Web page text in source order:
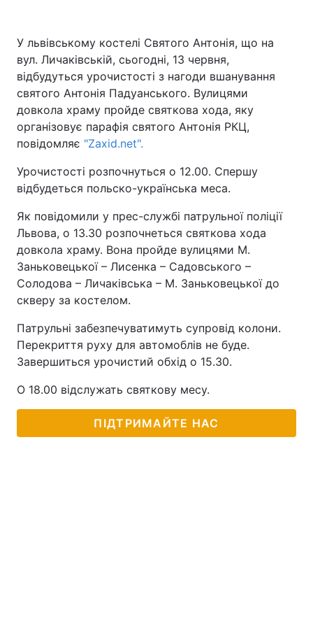
У львівському костелі Святого Антонія, що на
вул. Личаківській, сьогодні, 13 червня,
відбудуться урочистості з нагоди вшанування
святого Антонія Падуанського. Вулицями
довкола храму пройде святкова хода, яку
організовує парафія святого Антонія РКЦ,
повідомляє "Zaxid.net".
Урочистості розпочнуться о 12.00. Спершу
відбудеться польско-українська меса.
Як повідомили у прес-службі патрульної поліції
Львова, о 13.30 розпочнеться святкова хода
довкола храму. Вона пройде вулицями М.
Заньковецької – Лисенка – Садовського –
Солодова – Личаківська – М. Заньковецької до
скверу за костелом.
Патрульні забезпечуватимуть супровід колони.
Перекриття руху для автомоблів не буде.
Завершиться урочистий обхід о 15.30.
О 18.00 відслужать святкову месу.
ПІДТРИМАЙТЕ НАС